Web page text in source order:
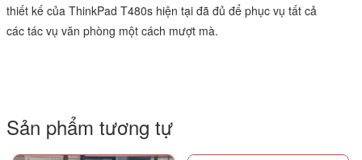
thiết kế của ThinkPad T480s hiện tại đã đủ để phục vụ tất cả
các tác vụ văn phòng một cách mượt mà.
Sản phẩm tương tự